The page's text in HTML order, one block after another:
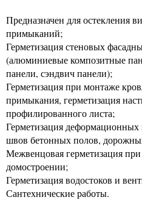
Предназначен для остекления
примыканий;
Герметизация стеновых
(алюминиевые композитные
панели, сэндвич панели);
Герметизация при монтаже
примыкания, герметизация
профилированного листа;
Герметизация
швов бетонных полов,
Межвенцовая герметизация
домостроении;
Герметизация водостоков и
Сантехнические работы.